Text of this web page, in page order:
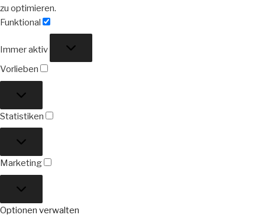
zu optimieren.
Funktional
Immer aktiv
Vorlieben
Statistiken
Marketing
Optionen verwalten